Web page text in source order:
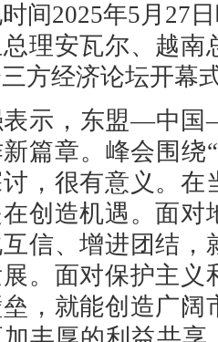
间2025年5月27
总理安瓦尔、越
方经济论坛开幕
表示，东盟—中国
篇章。峰会围
，很有意义。在
创造机遇。面对
信、增进团结，
。面对保护主义
，就能创造广阔